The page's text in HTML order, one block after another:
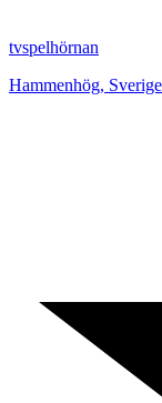
tvspelhörnan
Hammenhög, Sverige